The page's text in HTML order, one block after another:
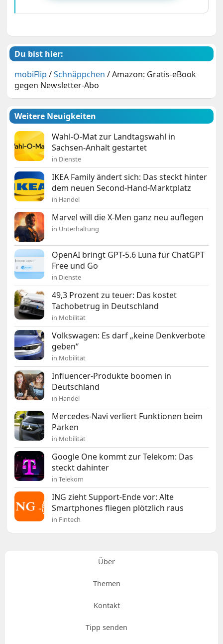
Du bist hier:
mobiFlip /Schnäppchen /Amazon: Gratis-eBook
gegen Newsletter-Abo
Weitere Neuigkeiten
Wahl-O-Mat zur Landtagswahl in
Sachsen-Anhalt gestartet
in Dienste
IKEA Family ändert sich: Das steckt hinter
dem neuen Second-Hand-Marktplatz
in Handel
Marvel will die X-Men ganz neu auflegen
in Unterhaltung
OpenAI bringt GPT-5.6 Luna für ChatGPT
Free und Go
in Dienste
49,3 Prozent zu teuer: Das kostet
Tachobetrug in Deutschland
in Mobilität
Volkswagen: Es darf „keine Denkverbote
geben“
in Mobilität
Influencer-Produkte boomen in
Deutschland
in Handel
Mercedes-Navi verliert Funktionen beim
Parken
in Mobilität
Google One kommt zur Telekom: Das
steckt dahinter
in Telekom
ING zieht Support-Ende vor: Alte
Smartphones fliegen plötzlich raus
in Fintech
Über
Themen
Kontakt
Tipp senden